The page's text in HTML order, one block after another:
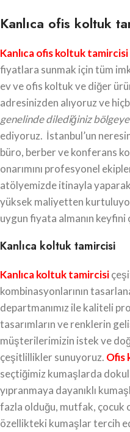
Kanlıca ofis koltuk
Kanlıca ofis koltuk tamircisi
fiyatlara sunmak için tüm
ev ve ofis koltuk ve diğer
adresinizden alıyoruz ve
genelinde dilediğiniz
ediyoruz. İstanbul’un
büro, berber ve konferans
onarımını profesyonel
atölyemizde itinayla
yüksek maliyetten
uygun fiyata almanın keyfini
Kanlıca koltuk tamircisi
Kanlıca koltuk tamircisi
kombinasyonlarının
departmanımız ile kaliteli
tasarımların ve renklerin
müşterilerimizin istek ve
çeşitlillikler sunuyoruz. Ofis
seçtiğimiz kumaşlarda
yıpranmaya dayanıklı
fazla olduğu, mutfak, çocuk
özellikteki kumaşlar tercih